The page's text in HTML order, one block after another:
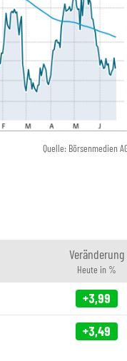
Quelle: Börsenmedien
Veränderung
Heute in %
+3,99
+3,49